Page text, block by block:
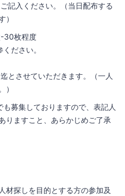
ださい。（当日配布する
）
-30枚程度
ださい。
とさせていただきます。（一人
）
募集しておりますので、表記人
りますこと、あらかじめご了承
材探しを目的とする方の参加及